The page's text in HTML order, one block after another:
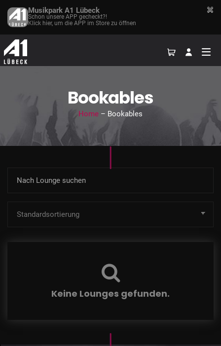
Bookables
Home– Bookables
Keine Lounges gefunden.
Musikpark A1 Lübeck
Schon unsere APP gecheckt?!
Klick hier, um die APP im Store zu öffnen